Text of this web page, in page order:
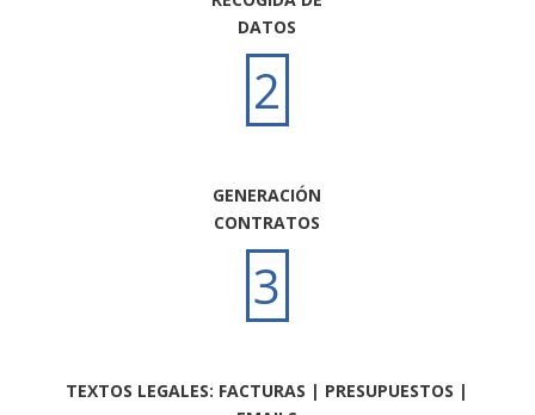
DATOS
2
GENERACIÓN
CONTRATOS
3
TEXTOS LEGALES: FACTURAS | PRESUPUESTOS |